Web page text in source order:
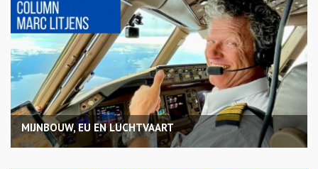
MIJNBOUW, EU EN LUCHTVAART